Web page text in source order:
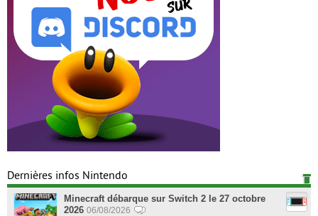
Dernières infos Nintendo
Minecraft débarque sur Switch 2 le 27 octobre
2026 06/08/2026